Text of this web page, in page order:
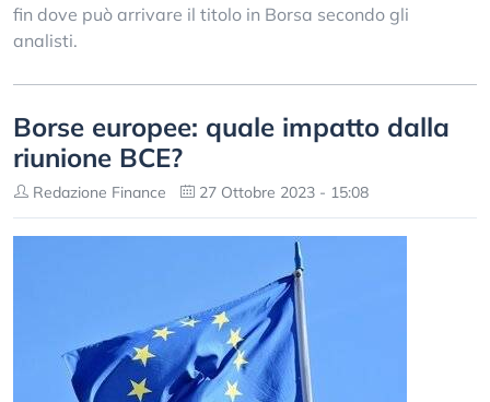
fin dove può arrivare il titolo in Borsa secondo gli
analisti.
Borse europee: quale impatto dalla
riunione BCE?
Redazione Finance 27 Ottobre 2023 - 15:08